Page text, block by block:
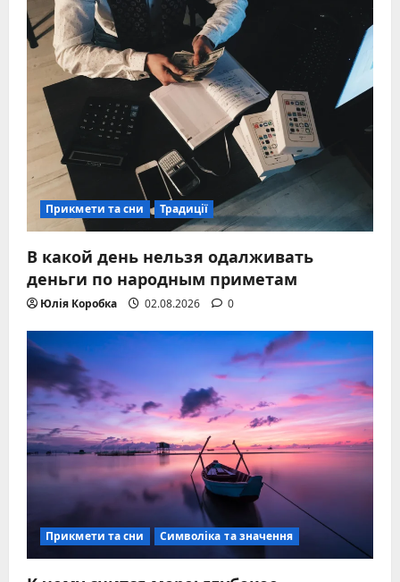
Прикмети та сни Традиції
В какой день нельзя одалживать
деньги по народным приметам
Юлія Коробка 02.08.2026 0
Прикмети та сни Символіка та значення